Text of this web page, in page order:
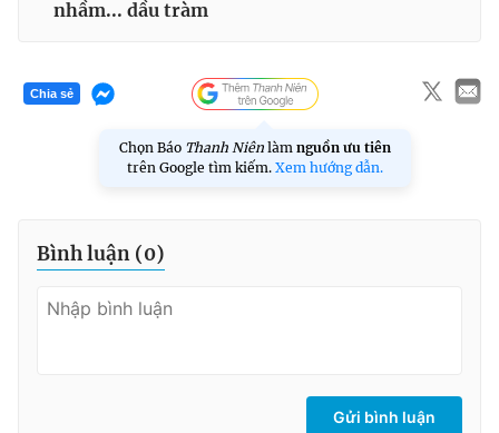
nhầm... dầu tràm
Chia sẻ
Chọn Báo Thanh Niên làm nguồn ưu tiên
trên Google tìm kiếm. Xem hướng dẫn.
Bình luận (0)
Gửi bình luận